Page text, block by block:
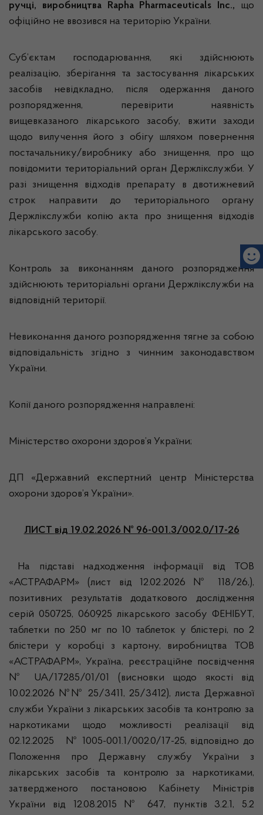
ручці, виробництва Rapha Pharmaceuticals Inc., що
офіційно не ввозився на територію України.
Суб’єктам господарювання, які здійснюють
реалізацію, зберігання та застосування лікарських
засобів невідкладно, після одержання даного
розпорядження, перевірити наявність
вищевказаного лікарського засобу, вжити заходи
щодо вилучення його з обігу шляхом повернення
постачальнику/виробнику або знищення, про що
повідомити територіальний орган Держлікслужби. У
разі знищення відходів препарату в двотижневий
строк направити до територіального органу
Держлікслужби копію акта про знищення відходів
лікарського засобу.
Контроль за виконанням даного розпорядження
здійснюють територіальні органи Держлікслужби на
відповідній території.
Невиконання даного розпорядження тягне за собою
відповідальність згідно з чинним законодавством
України.
Копії даного розпорядження направлені:
Міністерство охорони здоров’я України;
ДП «Державний експертний центр Міністерства
охорони здоров’я України».
ЛИСТ від 19.02.2026 № 96-001.3/002.0/17-26
На підставі надходження інформації від ТОВ
«АСТРАФАРМ» (лист від 12.02.2026 № 118/26,),
позитивних результатів додаткового дослідження
серій 050725, 060925 лікарського засобу ФЕНІБУТ,
таблетки по 250 мг по 10 таблеток у блістері, по 2
блістери у коробці з картону, виробництва ТОВ
«АСТРАФАРМ», Україна, реєстраційне посвідчення
№ UA/17285/01/01 (висновки щодо якості від
10.02.2026 №№ 25/3411, 25/3412), листа Державної
служби України з лікарських засобів та контролю за
наркотиками щодо можливості реалізації від
02.12.2025 № 1005-001.1/002.0/17-25, відповідно до
Положення про Державну службу України з
лікарських засобів та контролю за наркотиками,
затвердженого постановою Кабінету Міністрів
України від 12.08.2015 № 647, пунктів 3.2.1, 5.2